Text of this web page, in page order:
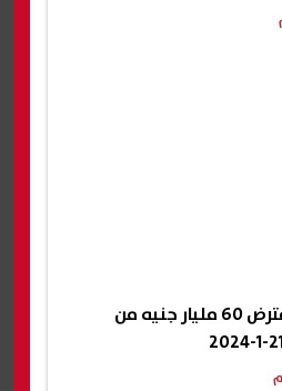
عاجل| "المركزي" يقترض 60 مليار جنيه من